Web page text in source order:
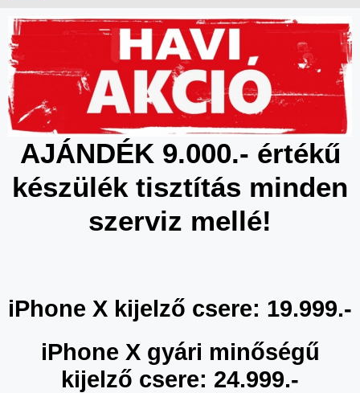
AJÁNDÉK 9.000.- értékű
készülék tisztítás minden
szerviz mellé!
iPhone X kijelző csere: 19.999.-
iPhone X gyári minőségű
kijelző csere: 24.999.-